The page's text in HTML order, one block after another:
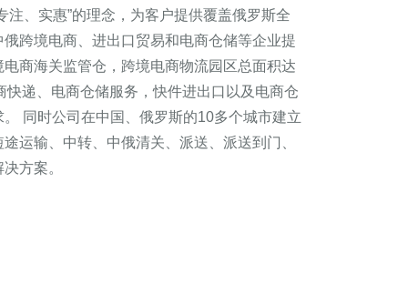
、实惠”的理念，为客户提供覆盖俄罗斯全
跨境电商、进出口贸易和电商仓储等企业提
商海关监管仓，跨境电商物流园区总面积达
递、电商仓储服务，快件进出口以及电商仓
同时公司在中国、俄罗斯的10多个城市建立
运输、中转、中俄清关、派送、派送到门、
方案。